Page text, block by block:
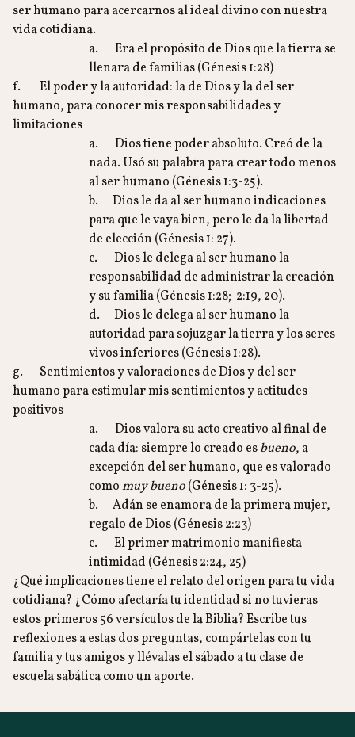
ser humano para acercarnos al ideal divino con nuestra
vida cotidiana.
a. Era el propósito de Dios que la tierra se
llenara de familias (Génesis 1:28)
f. El poder y la autoridad: la de Dios y la del ser
humano, para conocer mis responsabilidades y
limitaciones
a. Dios tiene poder absoluto. Creó de la
nada. Usó su palabra para crear todo menos
al ser humano (Génesis 1:3-25).
b. Dios le da al ser humano indicaciones
para que le vaya bien, pero le da la libertad
de elección (Génesis 1: 27).
c. Dios le delega al ser humano la
responsabilidad de administrar la creación
y su familia (Génesis 1:28; 2:19, 20).
d. Dios le delega al ser humano la
autoridad para sojuzgar la tierra y los seres
vivos inferiores (Génesis 1:28).
g. Sentimientos y valoraciones de Dios y del ser
humano para estimular mis sentimientos y actitudes
positivos
a. Dios valora su acto creativo al final de
cada día: siempre lo creado esbueno, a
excepción del ser humano, que es valorado
comomuy bueno(Génesis 1: 3-25).
b. Adán se enamora de la primera mujer,
regalo de Dios (Génesis 2:23)
c. El primer matrimonio manifiesta
intimidad (Génesis 2:24, 25)
¿Qué implicaciones tiene el relato del origen para tu vida
cotidiana? ¿Cómo afectaría tu identidad si no tuvieras
estos primeros 56 versículos de la Biblia? Escribe tus
reflexiones a estas dos preguntas, compártelas con tu
familia y tus amigos y llévalas el sábado a tu clase de
escuela sabática como un aporte.